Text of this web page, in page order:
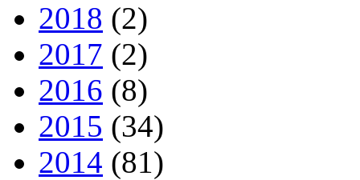
2018 (2)
2017 (2)
2016 (8)
2015 (34)
2014 (81)